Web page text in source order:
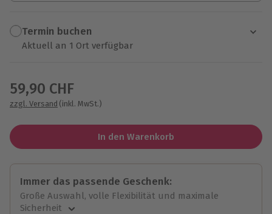
Termin buchen
Aktuell an 1 Ort verfügbar
59,90 CHF
zzgl. Versand (inkl. MwSt.)
In den Warenkorb
Immer das passende Geschenk:
Große Auswahl, volle Flexibilität und maximale
Sicherheit